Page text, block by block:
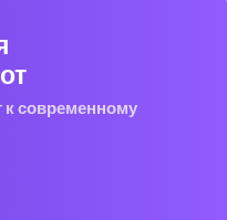
современному